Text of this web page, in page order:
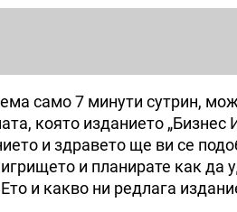
само 7 минути сутрин,
която изданието „Бизнес
и здравето ще ви се
и планирате как да
и какво ни редлага